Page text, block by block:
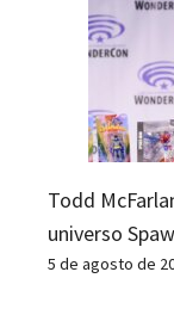
Todd
universo
5 de agosto de